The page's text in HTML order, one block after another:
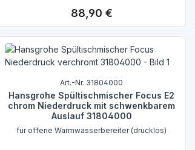
Regulärer Preis:
88,90 €
Art.-Nr. 31804000
Hansgrohe Spültischmischer Focus E2
chrom Niederdruck mit schwenkbarem
Auslauf 31804000
für offene Warmwasserbereiter (drucklos)